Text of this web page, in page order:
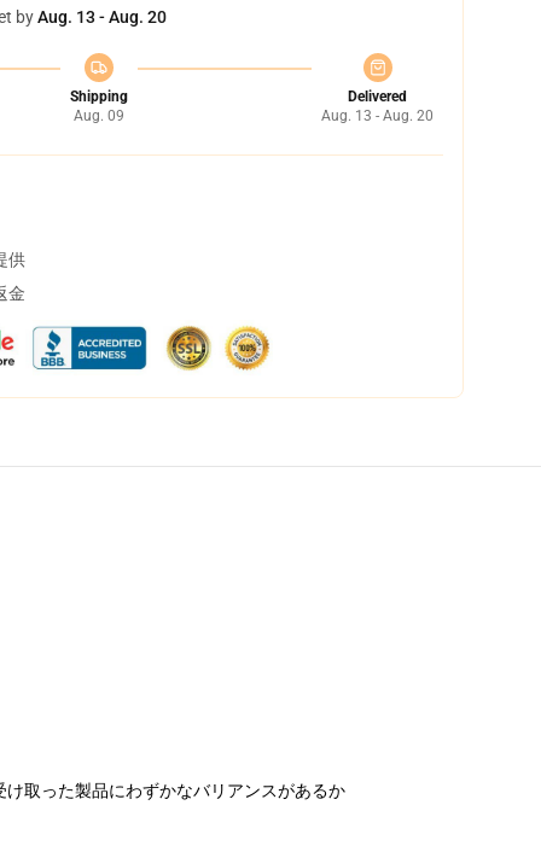
byAug. 13 - Aug. 20
Shipping
Aug. 09
Delivered
Aug. 13 - Aug. 20
供
金
取った製品にわずかなバリアンスがあるか